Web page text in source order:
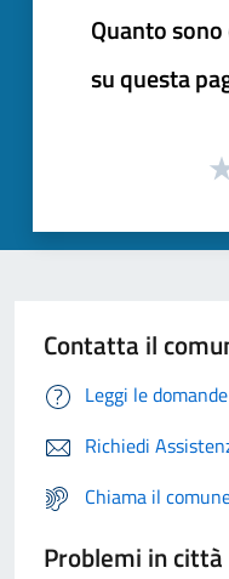
Quanto
su questa
Contatta il
Leggi le
Richiedi
Chiama il
Problemi in città